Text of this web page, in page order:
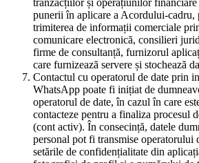
tranzacțiilor și operațiunilor financiare
punerii în aplicare a Acordului-cadru,
trimiterea de informații comerciale
comunicare electronică, consilieri
firme de consultanță, furnizorul
care furnizează servere și stochează
Contactul cu operatorul de date prin
WhatsApp poate fi inițiat de
operatorul de date, în cazul în care
contacteze pentru a finaliza procesul
(cont activ). În consecință, datele
personal pot fi transmise operatorului
setările de confidențialitate din